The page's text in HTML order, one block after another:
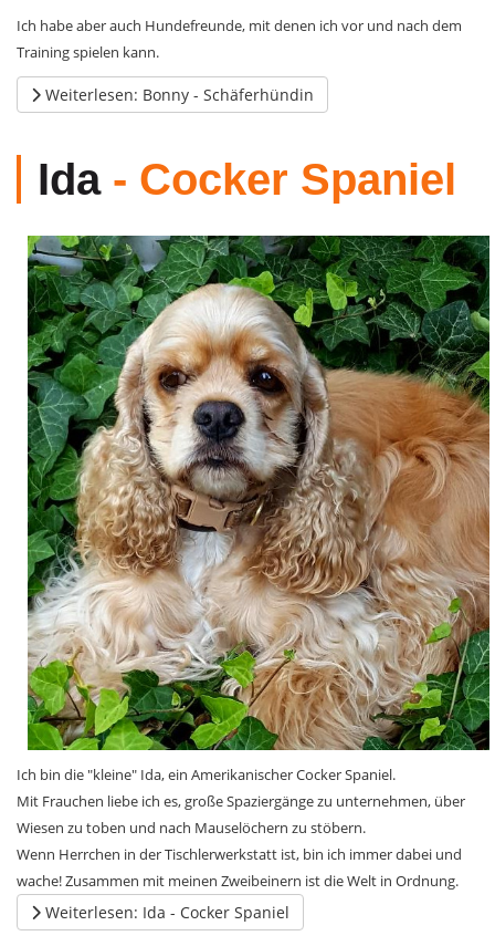
Ich habe aber auch Hundefreunde, mit denen ich vor und nach dem
Training spielen kann.
Weiterlesen: Bonny - Schäferhündin
Ida- Cocker Spaniel
Ich bin die "kleine" Ida, ein Amerikanischer Cocker Spaniel.
Mit Frauchen liebe ich es, große Spaziergänge zu unternehmen, über
Wiesen zu toben und nach Mauselöchern zu stöbern.
Wenn Herrchen in der Tischlerwerkstatt ist, bin ich immer dabei und
wache! Zusammen mit meinen Zweibeinern ist die Welt in Ordnung.
Weiterlesen: Ida - Cocker Spaniel